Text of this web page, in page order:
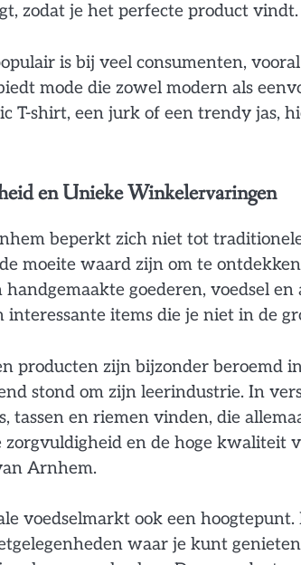
zodat je het perfecte product vindt.
is bij veel consumenten,
mode die zowel modern als
T-shirt, een jurk of een trendy jas,
en Unieke Winkelervaringen
beperkt zich niet tot
moeite waard zijn om te
handgemaakte goederen, voedsel
items die je niet in de
producten zijn bijzonder beroemd
stond om zijn leerindustrie. In
tassen en riemen vinden, die
zorgvuldigheid en de hoge
Arnhem.
voedselmarkt ook een hoogtepunt.
waar je kunt